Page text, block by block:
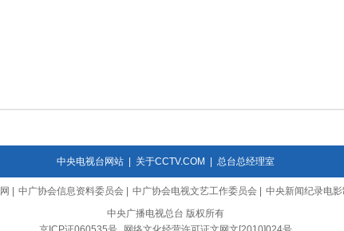
中央电视台网站| 关于CCTV.COM 总台总经理室
中广协会信息资料委员会 中广协会电视文艺工作委员会
中央新闻纪录电
中央广播电视总台 版权所有